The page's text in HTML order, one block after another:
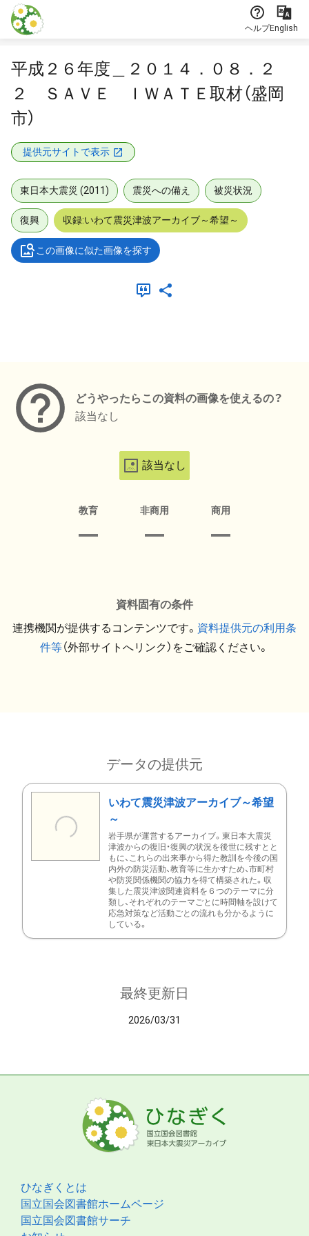
本文に飛ぶ
ヘルプEnglish
平成２６年度＿２０１４．０８．２
２ ＳＡＶＥ ＩＷＡＴＥ取材（盛岡
市）
提供元サイトで表示
東日本大震災 (2011) 震災への備え 被災状況
復興 収録:いわて震災津波アーカイブ～希望～
この画像に似た画像を探す
どうやったらこの資料の画像を使えるの？
該当なし
該当なし
教育 非商用 商用
資料固有の条件
連携機関が提供するコンテンツです。 資料提供元の利用条
件等（外部サイトへリンク）をご確認ください。
データの提供元
いわて震災津波アーカイブ～希望
～
岩手県が運営するアーカイブ。東日本大震災
津波からの復旧・復興の状況を後世に残すとと
もに、これらの出来事から得た教訓を今後の国
内外の防災活動、教育等に生かすため、市町村
や防災関係機関の協力を得て構築された。収
集した震災津波関連資料を６つのテーマに分
類し、それぞれのテーマごとに時間軸を設けて
応急対策など活動ごとの流れも分かるように
している。
最終更新日
2026/03/31
ひなぎくとは
国立国会図書館ホームページ
国立国会図書館サーチ